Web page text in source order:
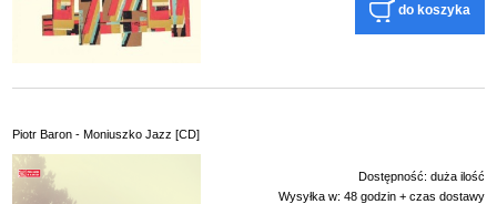
do koszyka
Piotr Baron - Moniuszko Jazz [CD]
Dostępność: duża ilość
Wysyłka w: 48 godzin + czas dostawy